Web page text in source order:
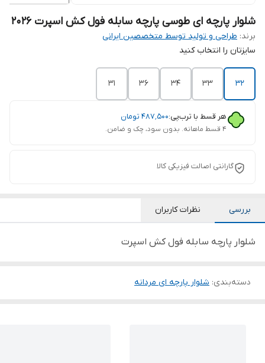
شلوار پارچه ای طوسی پارچه سابله فول کش اسپرت 2026
برند: طراحی و تولید توسط متخصصین ایرانی
سایزتان را انتخاب کنید
۳۲ ۳۳ ۳۴ ۳۶ 31
هر قسط با ترب‌پی:۴۸۷٬۵۰۰ تومان
۴ قسط ماهانه. بدون سود، چک و ضامن.
گارانتی اصالت فیزیکی کالا
بررسی نظرات کاربران
شلوار پارچه سابله فول کش اسپرت
دسته‌بندی: شلوار پارچه ای مردانه